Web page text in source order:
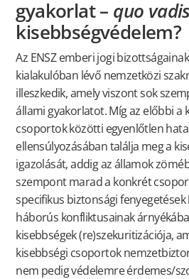
gyakorlat – quo vadis
kisebbségvédelem?
Az ENSZ emberi jogi
kialakulóban lévő nemzetközi
illeszkedik, amely viszont sok
állami gyakorlatot. Míg az előbbi
csoportok közötti egyenlőtlen
ellensúlyozásában találja meg a
igazolását, addig az államok
szempont marad a konkrét
specifikus biztonsági fenyegetések
háborús konfliktusainak
kisebbségek (re)szekuritizációja,
kisebbségi csoportok
nem pedig védelemre érdemes/